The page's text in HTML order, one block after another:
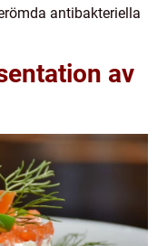
antibakteriella
av